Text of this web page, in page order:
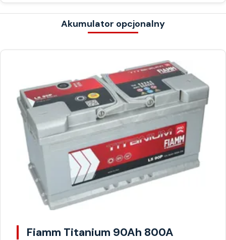
Akumulator opcjonalny
Fiamm Titanium 90Ah 800A